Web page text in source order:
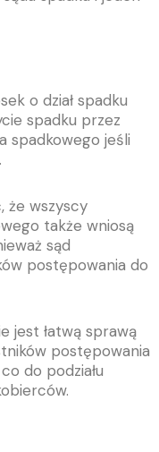
o dział spadku
spadku przez
spadkowego jeśli
że wszyscy
także wniosą
sąd
postępowania do
jest łatwą sprawą
postępowania
do podziału